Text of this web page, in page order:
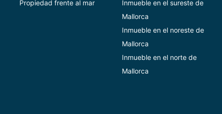
Propiedad frente al mar
Inmueble en el sureste de
Mallorca
Inmueble en el noreste de
Mallorca
Inmueble en el norte de
Mallorca